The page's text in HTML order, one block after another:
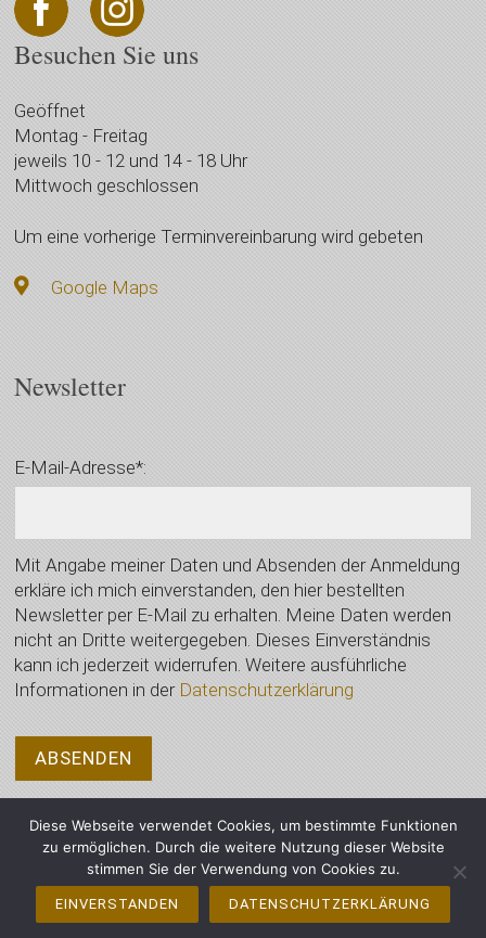
Besuchen Sie uns
Geöffnet
Montag - Freitag
jeweils 10 - 12 und 14 - 18 Uhr
Mittwoch geschlossen
Um eine vorherige Terminvereinbarung wird gebeten
Google Maps
Newsletter
E-Mail-Adresse*:
Mit Angabe meiner Daten und Absenden der Anmeldung
erkläre ich mich einverstanden, den hier bestellten
Newsletter per E-Mail zu erhalten. Meine Daten werden
nicht an Dritte weitergegeben. Dieses Einverständnis
kann ich jederzeit widerrufen. Weitere ausführliche
Informationen in der Datenschutzerklärung
© 2021 Auktionshaus Wimberger, Vilsbiburg - Alle Rechte vorbehalten
Impressum
Diese Webseite verwendet Cookies, um bestimmte Funktionen
zu ermöglichen. Durch die weitere Nutzung dieser Website
stimmen Sie der Verwendung von Cookies zu.
EINVERSTANDEN DATENSCHUTZERKLÄRUNG